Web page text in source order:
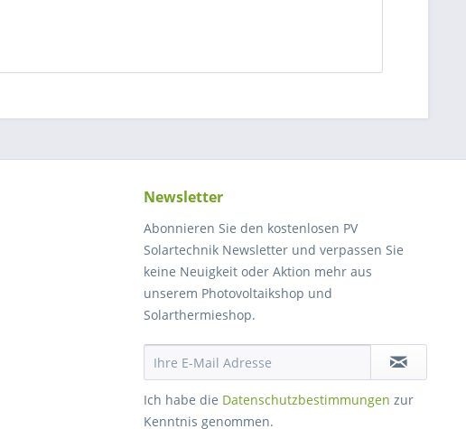
Newsletter
Abonnieren Sie den kostenlosen PV
Solartechnik Newsletter und verpassen Sie
keine Neuigkeit oder Aktion mehr aus
unserem Photovoltaikshop und
Solarthermieshop.
Ich habe die Datenschutzbestimmungen zur
Kenntnis genommen.